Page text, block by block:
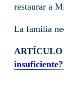
restaurar a
La familia